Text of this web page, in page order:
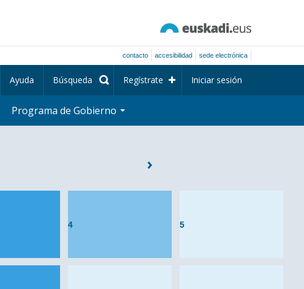
contacto accesibilidad sede electrónica
Ayuda Búsqueda Regístrate Iniciar sesión
Programa de Gobierno
4 5